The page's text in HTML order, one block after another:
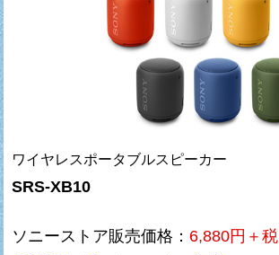
ワイヤレスポータブルスピーカー
SRS-XB10
ソニーストア販売価格： 6,880円＋税